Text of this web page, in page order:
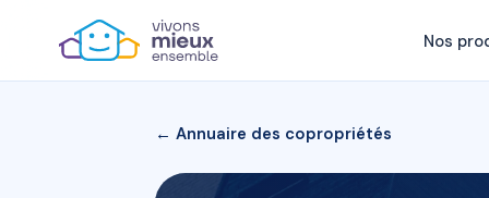
Nos
← Annuaire des copropriétés